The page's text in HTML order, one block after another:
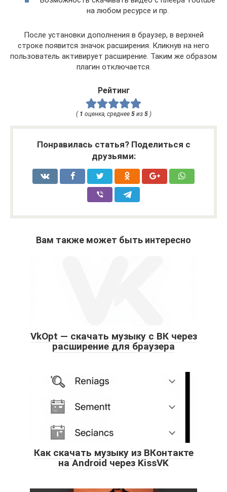
на любом ресурсе и пр.
После установки дополнения в браузер, в верхней
строке появится значок расширения. Кликнув на него
пользователь активирует расширение. Таким же образом
плагин отключается.
Рейтинг
( 1 оценка, среднее 5из 5)
Понравилась статья? Поделиться с
друзьями:
Вам также может быть интересно
VkOpt — скачать музыку с ВК через
расширение для браузера
Как скачать музыку из ВКонтакте
на Android через KissVK